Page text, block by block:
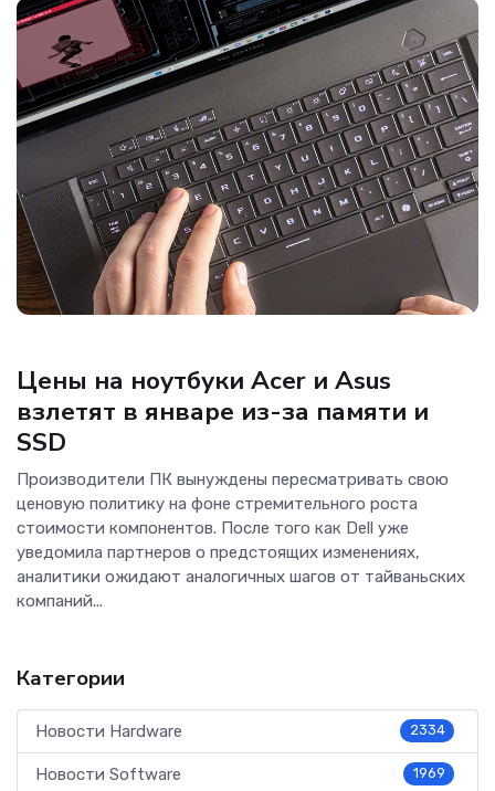
Цены на ноутбуки Acer и Asus
взлетят в январе из-за памяти и
SSD
Производители ПК вынуждены пересматривать свою
ценовую политику на фоне стремительного роста
стоимости компонентов. После того как Dell уже
уведомила партнеров о предстоящих изменениях,
аналитики ожидают аналогичных шагов от тайваньских
компаний...
Категории
Новости Hardware 2334
Новости Software 1969